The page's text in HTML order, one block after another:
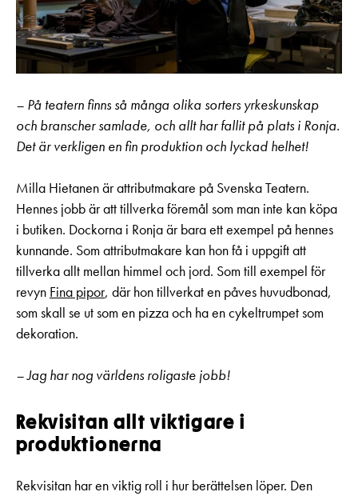
– På teatern finns så många olika sorters yrkeskunskap
och branscher samlade, och allt har fallit på plats i Ronja.
Det är verkligen en fin produktion och lyckad helhet!
Milla Hietanen är attributmakare på Svenska Teatern.
Hennes jobb är att tillverka föremål som man inte kan köpa
i butiken. Dockorna i Ronja är bara ett exempel på hennes
kunnande. Som attributmakare kan hon få i uppgift att
tillverka allt mellan himmel och jord. Som till exempel för
revyn Fina pipor, där hon tillverkat en påves huvudbonad,
som skall se ut som en pizza och ha en cykeltrumpet som
dekoration.
– Jag har nog världens roligaste jobb!
Rekvisitan allt viktigare i
produktionerna
Rekvisitan har en viktig roll i hur berättelsen löper. Den